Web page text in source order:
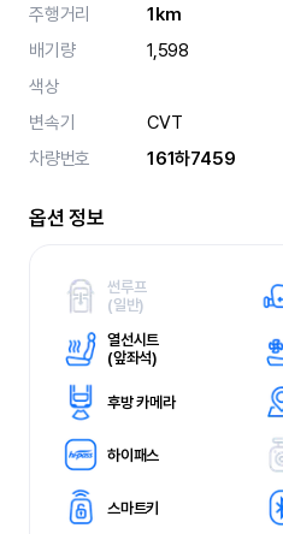
주행거리
1km
배기량
1,598
색상
변속기
CVT
차량번호
161하7459
옵션 정보
썬루프
(일반)
열선시트
(앞좌석)
후방 카메라
하이패스
스마트키